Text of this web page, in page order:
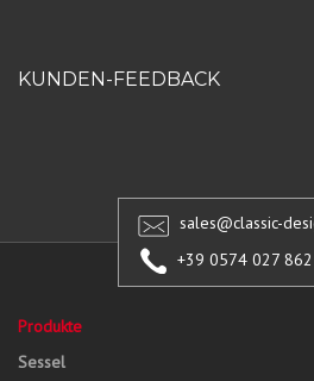
KUNDEN-FEEDBACK
sales@classic-
+39 0574 027 862
Produkte
Sessel